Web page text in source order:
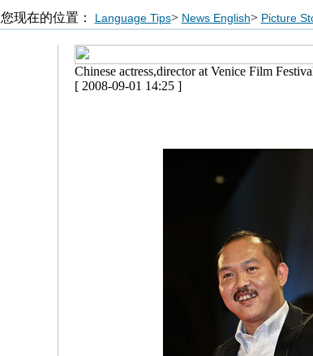
您现在的位置： Language Tips> News English> Picture
Chinese actress,director at Venice Film
[ 2008-09-01 14:25 ]